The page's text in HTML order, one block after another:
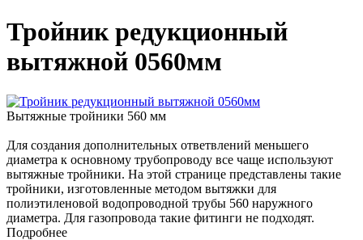
Тройник редукционный
вытяжной 0560мм
Вытяжные тройники 560 мм
Для создания дополнительных ответвлений меньшего
диаметра к основному трубопроводу все чаще используют
вытяжные тройники. На этой странице представлены такие
тройники, изготовленные методом вытяжки для
полиэтиленовой водопроводной трубы 560 наружного
диаметра. Для газопровода такие фитинги не подходят.
Подробнее